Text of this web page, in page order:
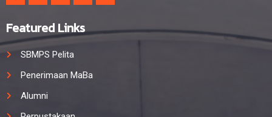
Featured Links
SBMPS Pelita
Penerimaan MaBa
Alumni